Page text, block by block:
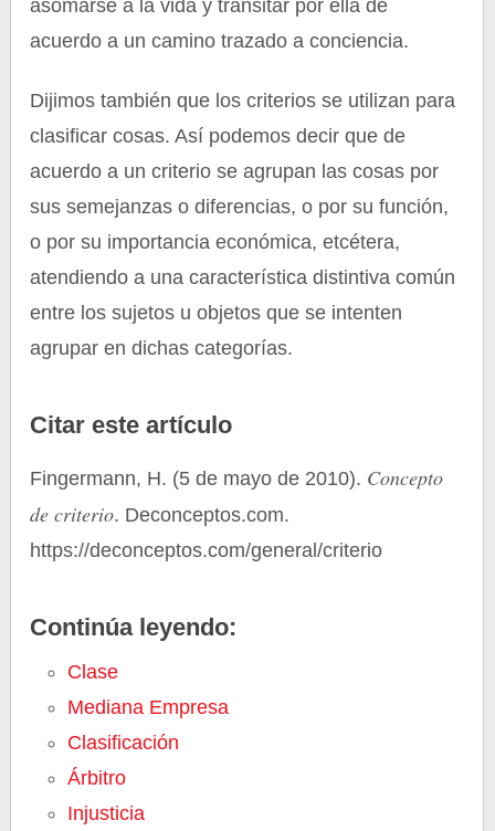
asomarse a la vida y transitar por ella de
acuerdo a un camino trazado a conciencia.
Dijimos también que los criterios se utilizan para
clasificar cosas. Así podemos decir que de
acuerdo a un criterio se agrupan las cosas por
sus semejanzas o diferencias, o por su función,
o por su importancia económica, etcétera,
atendiendo a una característica distintiva común
entre los sujetos u objetos que se intenten
agrupar en dichas categorías.
Citar este artículo
Fingermann, H. (5 de mayo de 2010). Concepto
de criterio. Deconceptos.com.
https://deconceptos.com/general/criterio
Continúa leyendo:
Clase
Mediana Empresa
Clasificación
Árbitro
Injusticia